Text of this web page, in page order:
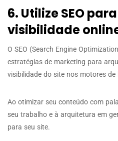
6. Utilize SEO
visibilidade
O SEO (Search Engine
estratégias de marketing para
visibilidade do site nos motores de
Ao otimizar seu conteúdo com
seu trabalho e à arquitetura em
para seu site.